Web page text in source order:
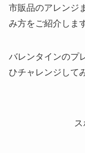
市販品のアレンジ
み方をご紹介しま
バレンタインのプ
ひチャレンジして